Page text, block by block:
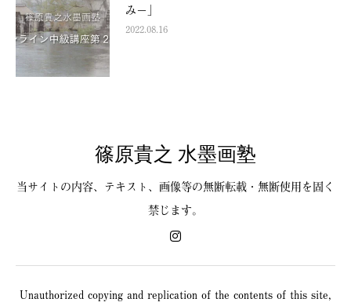
み−」
2022.08.16
篠原貴之 水墨画塾
当サイトの内容、テキスト、画像等の無断転載・無断使用を固く
禁じます。
Unauthorized copying and replication of the contents of this site,